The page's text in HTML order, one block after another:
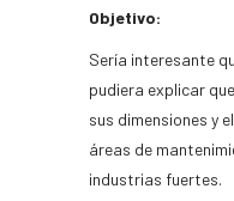
Objetivo:
Sería interesante
pudiera explicar
sus dimensiones y
áreas de
industrias fuertes.